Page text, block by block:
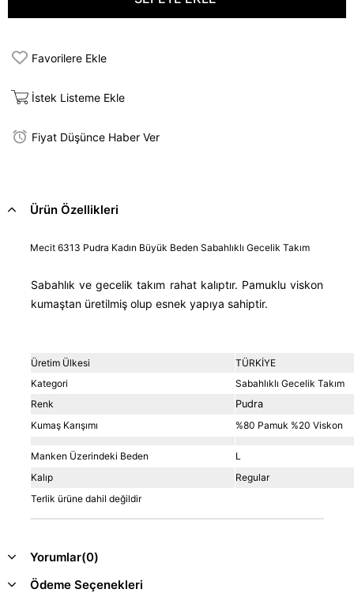
Favorilere Ekle
İstek Listeme Ekle
Fiyat Düşünce Haber Ver
Ürün Özellikleri
Mecit 6313 Pudra Kadın Büyük Beden Sabahlıklı Gecelik Takım
Sabahlık ve gecelik takım rahat kalıptır. Pamuklu viskon
kumaştan üretilmiş olup esnek yapıya sahiptir.
Üretim Ülkesi
TÜRKİYE
Kategori
Sabahlıklı Gecelik Takım
Renk
Pudra
Kumaş Karışımı
%80 Pamuk %20 Viskon
Manken Üzerindeki Beden
L
Kalıp
Regular
Terlik ürüne dahil değildir
Yorumlar(0)
Ödeme Seçenekleri